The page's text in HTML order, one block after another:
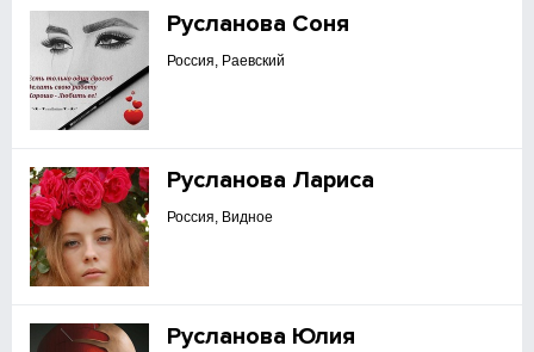
Русланова Соня
Россия, Раевский
Русланова Лариса
Россия, Видное
Русланова Юлия